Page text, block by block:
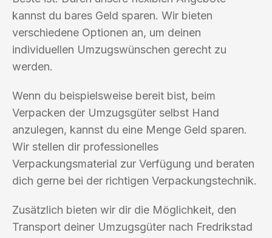
kannst du bares Geld sparen. Wir bieten
verschiedene Optionen an, um deinen
individuellen Umzugswünschen gerecht zu
werden.
Wenn du beispielsweise bereit bist, beim
Verpacken der Umzugsgüter selbst Hand
anzulegen, kannst du eine Menge Geld sparen.
Wir stellen dir professionelles
Verpackungsmaterial zur Verfügung und beraten
dich gerne bei der richtigen Verpackungstechnik.
Zusätzlich bieten wir dir die Möglichkeit, den
Transport deiner Umzugsgüter nach Fredrikstad